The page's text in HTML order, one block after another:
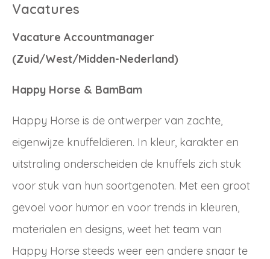
Vacatures
Vacature Accountmanager
(Zuid/West/Midden-Nederland)
Happy Horse & BamBam
Happy Horse is de ontwerper van zachte,
eigenwijze knuffeldieren. In kleur, karakter en
uitstraling onderscheiden de knuffels zich stuk
voor stuk van hun soortgenoten. Met een groot
gevoel voor humor en voor trends in kleuren,
materialen en designs, weet het team van
Happy Horse steeds weer een andere snaar te